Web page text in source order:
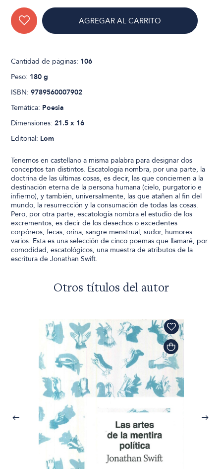
AGREGAR AL CARRITO
Cantidad de páginas: 106
Peso: 180 g
ISBN:9789560007902
Temática: Poesia
Dimensiones:21.5 x 16
Editorial: Lom
Tenemos en castellano a misma palabra para designar dos
conceptos tan distintos. Escatología nombra, por una parte, la
doctrina de las últimas cosas, es decir, las que conciernen a la
destinación eterna de la persona humana (cielo, purgatorio e
infierno), y también, universalmente, las que atañen al fin del
mundo, la resurrección y la consumación de todas las cosas.
Pero, por otra parte, escatología nombra el estudio de los
excrementos, es decir de los desechos o excedentes
corpóreos, fecas, orina, sangre menstrual, sudor, humores
varios. Esta es una selección de cinco poemas que llamaré, por
comodidad, escatológicos, una muestra de atributos de la
escritura de Jonathan Swift.
Otros títulos del autor